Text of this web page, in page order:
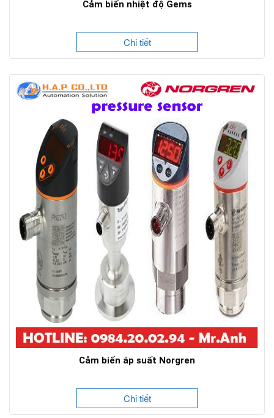
Cảm biến nhiệt độ Gems
Chi tiết
Cảm biến áp suất Norgren
Chi tiết